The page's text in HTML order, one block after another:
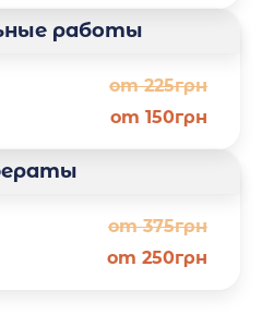
работы
от 225грн
от 150грн
от 375грн
от 250грн